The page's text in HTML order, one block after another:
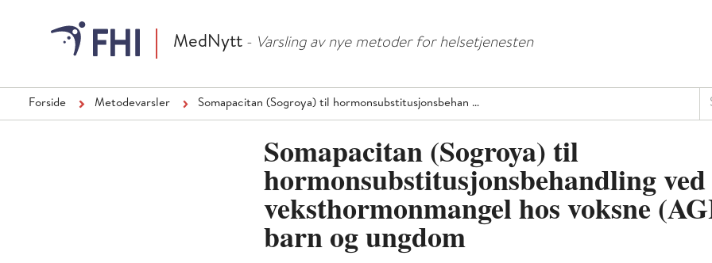
MedNytt - Varsling av nye metoder for helsetjenesten
Forside Metodevarsler Somapacitan (Sogroya) til hormonsubstitusjonsbehan …
Somapacitan (Sogroya) til
hormonsubstitusjonsbehandling ved
veksthormonmangel hos voksne
barn og ungdom